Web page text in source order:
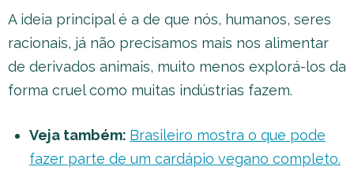
A ideia principal é a de que nós, humanos, seres
racionais, já não precisamos mais nos alimentar
de derivados animais, muito menos explorá-los da
forma cruel como muitas indústrias fazem.
Veja também: Brasileiro mostra o que pode
fazer parte de um cardápio vegano completo.